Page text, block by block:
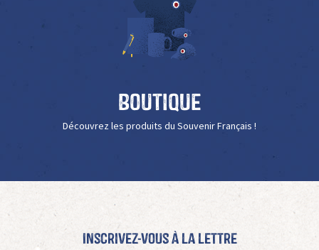
Boutique
Découvrez les produits du Souvenir Français !
Inscrivez-vous à La Lettre